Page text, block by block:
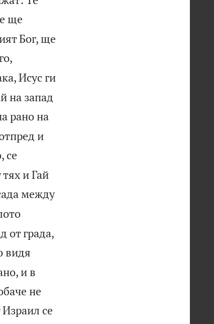
ще
Бог, ще
Исус ги
на запад
рано на
и
се
и Гай
между
от града,
видя
и в
не
се